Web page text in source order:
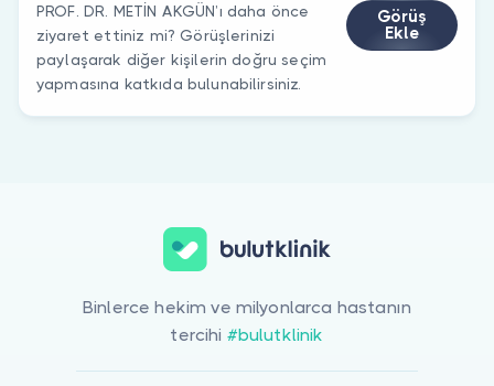
PROF. DR. METİN AKGÜN’ı daha önce
ziyaret ettiniz mi? Görüşlerinizi
paylaşarak diğer kişilerin doğru seçim
yapmasına katkıda bulunabilirsiniz.
Görüş
Ekle
Binlerce hekim ve milyonlarca hastanın
tercihi #bulutklinik